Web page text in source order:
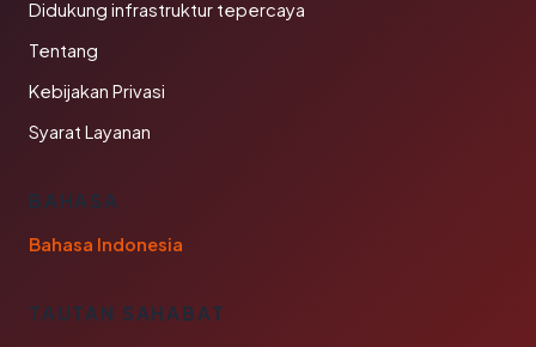
Didukung infrastruktur tepercaya
Tentang
Kebijakan Privasi
Syarat Layanan
BAHASA
Bahasa Indonesia
TAUTAN SAHABAT